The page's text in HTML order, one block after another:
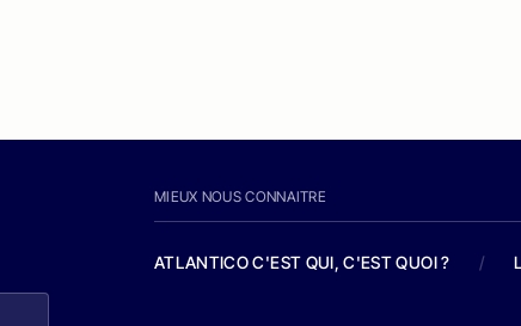
MIEUX NOUS CONNAITRE
ATLANTICO C'EST QUI, C'EST QUOI ? /